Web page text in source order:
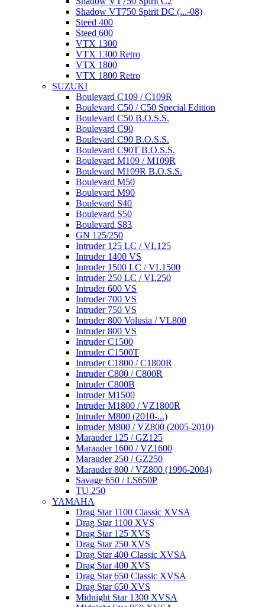
Shadow VT750 Spirit DC (...-08)
Steed 400
Steed 600
VTX 1300
VTX 1300 Retro
VTX 1800
VTX 1800 Retro
SUZUKI
Boulevard C109 / C109R
Boulevard C50 / C50 Special Edition
Boulevard C50 B.O.S.S.
Boulevard C90
Boulevard C90 B.O.S.S.
Boulevard C90T B.O.S.S.
Boulevard M109 / M109R
Boulevard M109R B.O.S.S.
Boulevard M50
Boulevard M90
Boulevard S40
Boulevard S50
Boulevard S83
GN 125/250
Intruder 125 LC / VL125
Intruder 1400 VS
Intruder 1500 LC / VL1500
Intruder 250 LC / VL250
Intruder 600 VS
Intruder 700 VS
Intruder 750 VS
Intruder 800 Volusia / VL800
Intruder 800 VS
Intruder C1500
Intruder C1500T
Intruder C1800 / C1800R
Intruder C800 / C800R
Intruder C800B
Intruder M1500
Intruder M1800 / VZ1800R
Intruder M800 (2010-...)
Intruder M800 / VZ800 (2005-2010)
Marauder 125 / GZ125
Marauder 1600 / VZ1600
Marauder 250 / GZ250
Marauder 800 / VZ800 (1996-2004)
Savage 650 / LS650P
TU 250
YAMAHA
Drag Star 1100 Classic XVSA
Drag Star 1100 XVS
Drag Star 125 XVS
Drag Star 250 XVS
Drag Star 400 Classic XVSA
Drag Star 400 XVS
Drag Star 650 Classic XVSA
Drag Star 650 XVS
Midnight Star 1300 XVSA